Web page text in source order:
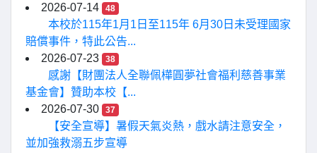
2026-07-14
48
本校於115年1月1日至115年 6月30日未受理國家
賠償事件，特此公告...
2026-07-23
38
感謝【財團法人全聯佩樺圓夢社會福利慈善事業
基金會】贊助本校【...
2026-07-30
37
【安全宣導】暑假天氣炎熱，戲水請注意安全，
並加強救溺五步宣導